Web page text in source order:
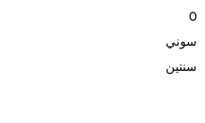
0
سوني
سنتين